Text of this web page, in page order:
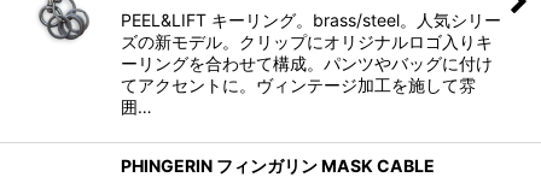
PEEL&LIFT キーリング。brass/steel。人気シリー
ズの新モデル。クリップにオリジナルロゴ入りキ
ーリングを合わせて構成。パンツやバッグに付け
てアクセントに。ヴィンテージ加工を施して雰
囲…
PHINGERIN フィンガリン MASK CABLE